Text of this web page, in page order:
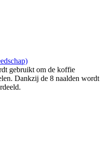
gebruikt om de koffie
Dankzij de 8 naalden wordt